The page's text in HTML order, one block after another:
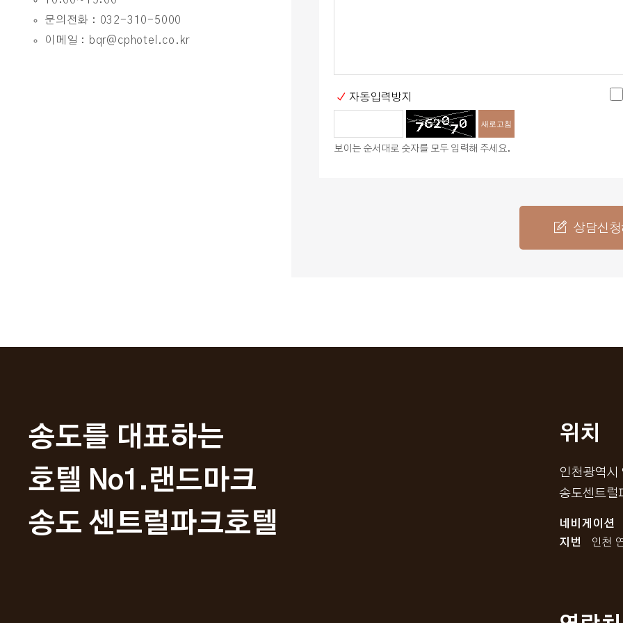
문의전화 : 032-310-5000
이메일 :
bqr@cphotel.co.kr
자동입력방지
새로고침
보이는 순서대로 숫자를 모두 입력해 주세요.
상담신
송도를 대표하는
호텔 No1.랜드마크
송도 센트럴파크호텔
위치
인천광역시
송도센트럴
네비게이션
지번
인천